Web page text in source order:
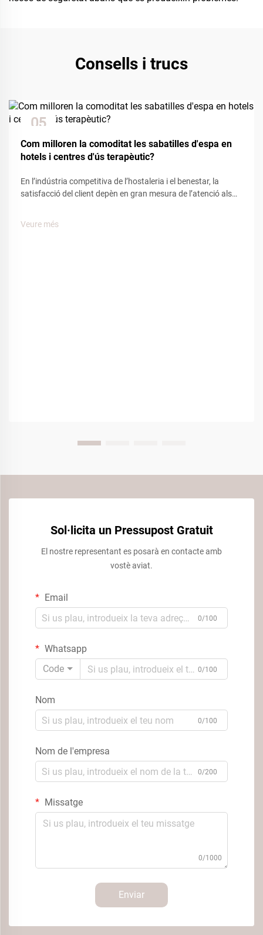
Consells i trucs
05
Com milloren la comoditat les sabatilles d'espa en
hotels i centres d'ús terapèutic?
En l’indústria competitiva de l’hostaleria i el benestar, la
satisfacció del client depèn en gran mesura de l’atenció als
Veure més
Sol·licita un Pressupost Gratuit
El nostre representant es posarà en contacte amb
vostè aviat.
Email
0/100
Whatsapp
Code
0/100
Nom
0/100
Nom de l'empresa
0/200
Missatge
0/1000
Enviar